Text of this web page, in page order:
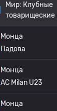
Мир: Клубные
товарищеские
Монца
Падова
Монца
AC Milan U23
Монца